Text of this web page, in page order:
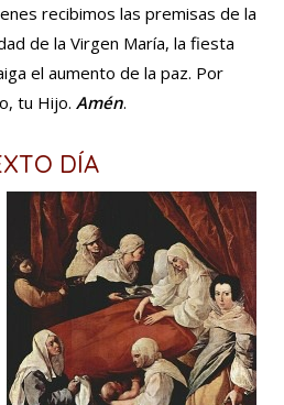
recibimos las premisas de la
de la Virgen María, la fiesta
el aumento de la paz. Por
tu Hijo. Amén.
DÍA